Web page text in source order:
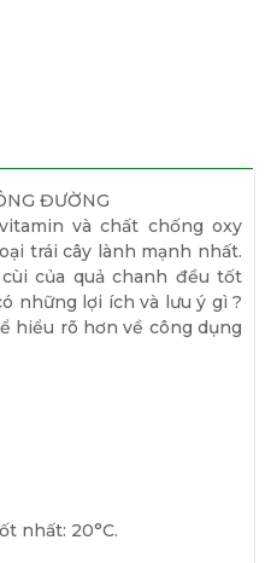
ĐƯỜNG
và chất chống oxy
trái cây lành mạnh nhất.
của quả chanh đều tốt
những lợi ích và lưu ý gì ?
hiểu rõ hơn về công dụng
nhất: 20°C.